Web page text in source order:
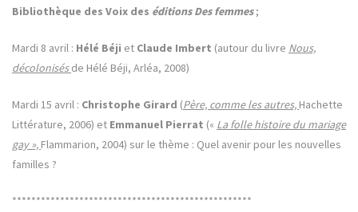
Bibliothèque des Voix des éditions Des femmes;
Mardi 8 avril : Hélé Béji et Claude Imbert (autour du livre Nous,
décolonisésde Hélé Béji, Arléa, 2008)
Mardi 15 avril : Christophe Girard (Père, comme les autres, Hachette
Littérature, 2006) et Emmanuel Pierrat (« La folle histoire du mariage
gay », Flammarion, 2004) sur le thème : Quel avenir pour les nouvelles
familles ?
**************************************************